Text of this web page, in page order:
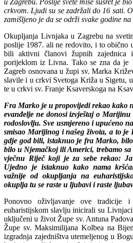
crkvom. Ljudi su se zadržali do 16 sati.
zamišljeno je da se održi svake godine
Okupljanja Livnjaka u Zagrebu na
poslije 1987. ali ne redovito, i to obično
bili aktivni članovi župnih zajednica
porijeklom iz Livna. Tako se zna da je
Zagreb osnovana u župi sv. Marka
slavile i u crkvi Svetoga Križa u Sigetu,
te u crkvi sv. Franje Ksaverskoga na
Fra Marko je u propovijedi rekao kako
evanđelje ne donosi izvještaj o
rodoslovlju. Sve usmjereno i upućeno
smisao Marijinog i našeg života, a to
gdje god bili, istaknuo je fra Marko,
bilo u Njemačkoj ili Americi, trebamo sa
vječnu Riječ koji je za sebe rekao:
Ujedno je istaknuo kako nama
važnije od okupljanja na
okuplja tu se raste u ljubavi i raste
Ponovno oživljavanje ove tradicije
euharistijskom slavlju inicirali su
uključeni u život Župe sv. Antuna
Župe sv. Maksimilijana Kolbea na
izgradnja zajedništva utemeljenog u